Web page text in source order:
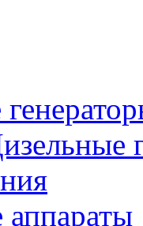
аппараты